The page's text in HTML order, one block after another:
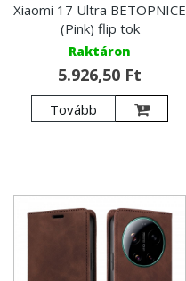
Xiaomi 17 Ultra BETOPNICE
(Pink) flip tok
Raktáron
5.926,50 Ft
Tovább